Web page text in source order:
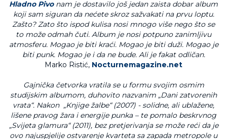
Hladno Pivo nam je dostavilo još jedan zaista dobar album
koji sam siguran da nećete skroz sažvakati na prvu loptu.
Zašto? Zato što ispod kulisa nosi mnogo više nego što se
to može odmah čuti. Album je nosi potpuno zanimljivu
atmosferu. Mogao je biti kraći. Mogao je biti duži. Mogao je
biti punk. Mogao je i da ne bude. Ali je fakat odličan.
Marko Ristić, Nocturnemagazine.net
Gajnička četvorka vratila se u formu svojim osmim
studijskim albumom, duhovito nazvanim „Dani zatvorenih
vrata“. Nakon „Knjige žalbe“ (2007) - solidne, ali ublažene,
lišene pravog žara i energije punka – te pomalo beskrvnog
„Svijeta glamura“ (2011), bez pretjerivanja se može reći da je
ovo najuspjelije ostvarenje kvarteta sa zapada metropole u